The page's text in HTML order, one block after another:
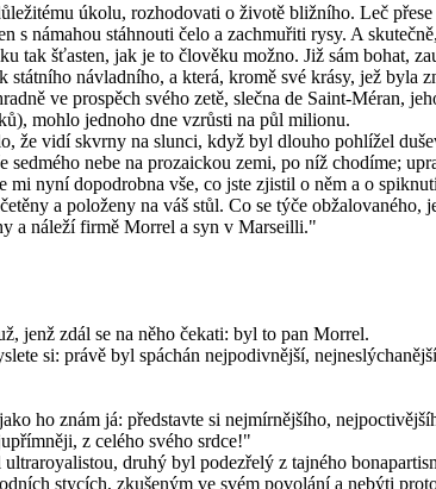
úkolu, rozhodovati o životě bližního. Leč
s námahou stáhnouti čelo a zachmuřiti rysy. A
šťasten, jak je to člověku možno. Již sám bohat,
návladního, a která, kromě své krásy, jež byla
ve prospěch svého zetě, slečna de Saint-Méran,
mohlo jednoho dne vzrůsti na půl milionu.
že vidí skvrny na slunci, když byl dlouho pohlížel
nebe na prozaickou zemi, po níž chodíme;
mi nyní dopodrobna vše, co jste zjistil o něm a o
a položeny na váš stůl. Co se týče
a náleží firmě Morrel a syn v Marseilli."
jenž zdál se na něho čekati: byl to pan Morrel.
si: právě byl spáchán nejpodivnější,
ho znám já: představte si nejmírnějšího,
z celého svého srdce!"
druhý byl podezřelý z tajného
stycích, zkušeným ve svém povolání a nebýti